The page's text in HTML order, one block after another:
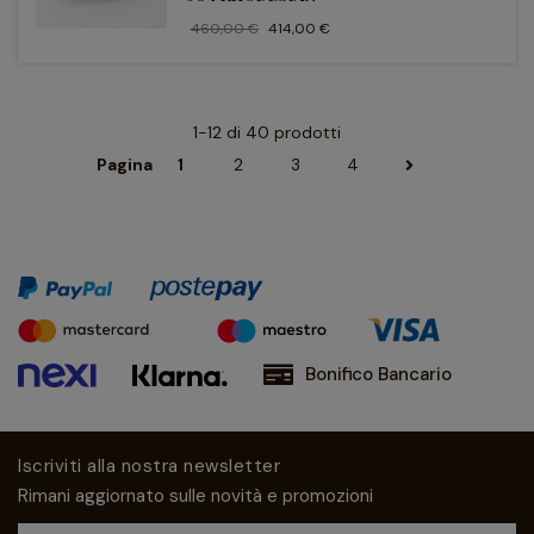
460,00 € 414,00 €
1-12 di 40 prodotti
Pagina
1 2 3 4
Bonifico Bancario
Iscriviti alla nostra newsletter
Rimani aggiornato sulle novità e promozioni